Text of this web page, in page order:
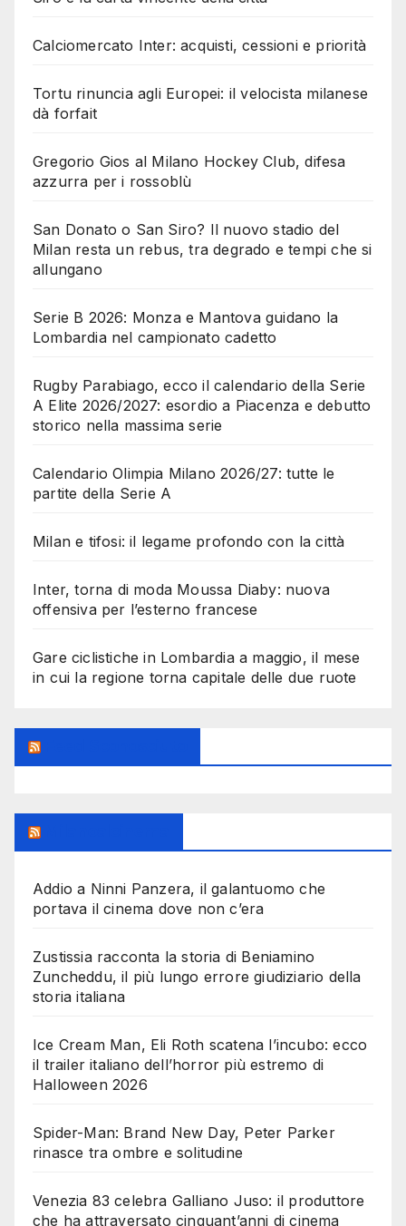
Calciomercato Inter: acquisti, cessioni e priorità
Tortu rinuncia agli Europei: il velocista milanese
dà forfait
Gregorio Gios al Milano Hockey Club, difesa
azzurra per i rossoblù
San Donato o San Siro? Il nuovo stadio del
Milan resta un rebus, tra degrado e tempi che si
allungano
Serie B 2026: Monza e Mantova guidano la
Lombardia nel campionato cadetto
Rugby Parabiago, ecco il calendario della Serie
A Elite 2026/2027: esordio a Piacenza e debutto
storico nella massima serie
Calendario Olimpia Milano 2026/27: tutte le
partite della Serie A
Milan e tifosi: il legame profondo con la città
Inter, torna di moda Moussa Diaby: nuova
offensiva per l’esterno francese
Gare ciclistiche in Lombardia a maggio, il mese
in cui la regione torna capitale delle due ruote
Addio a Ninni Panzera, il galantuomo che
portava il cinema dove non c’era
Zustissia racconta la storia di Beniamino
Zuncheddu, il più lungo errore giudiziario della
storia italiana
Ice Cream Man, Eli Roth scatena l’incubo: ecco
il trailer italiano dell’horror più estremo di
Halloween 2026
Spider-Man: Brand New Day, Peter Parker
rinasce tra ombre e solitudine
Venezia 83 celebra Galliano Juso: il produttore
che ha attraversato cinquant’anni di cinema